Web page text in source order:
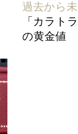
過去から
「カラト
の黄金値